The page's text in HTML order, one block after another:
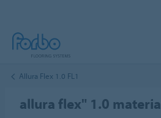
Allura Flex 1.0 FL1
allura flex" 1.0 material